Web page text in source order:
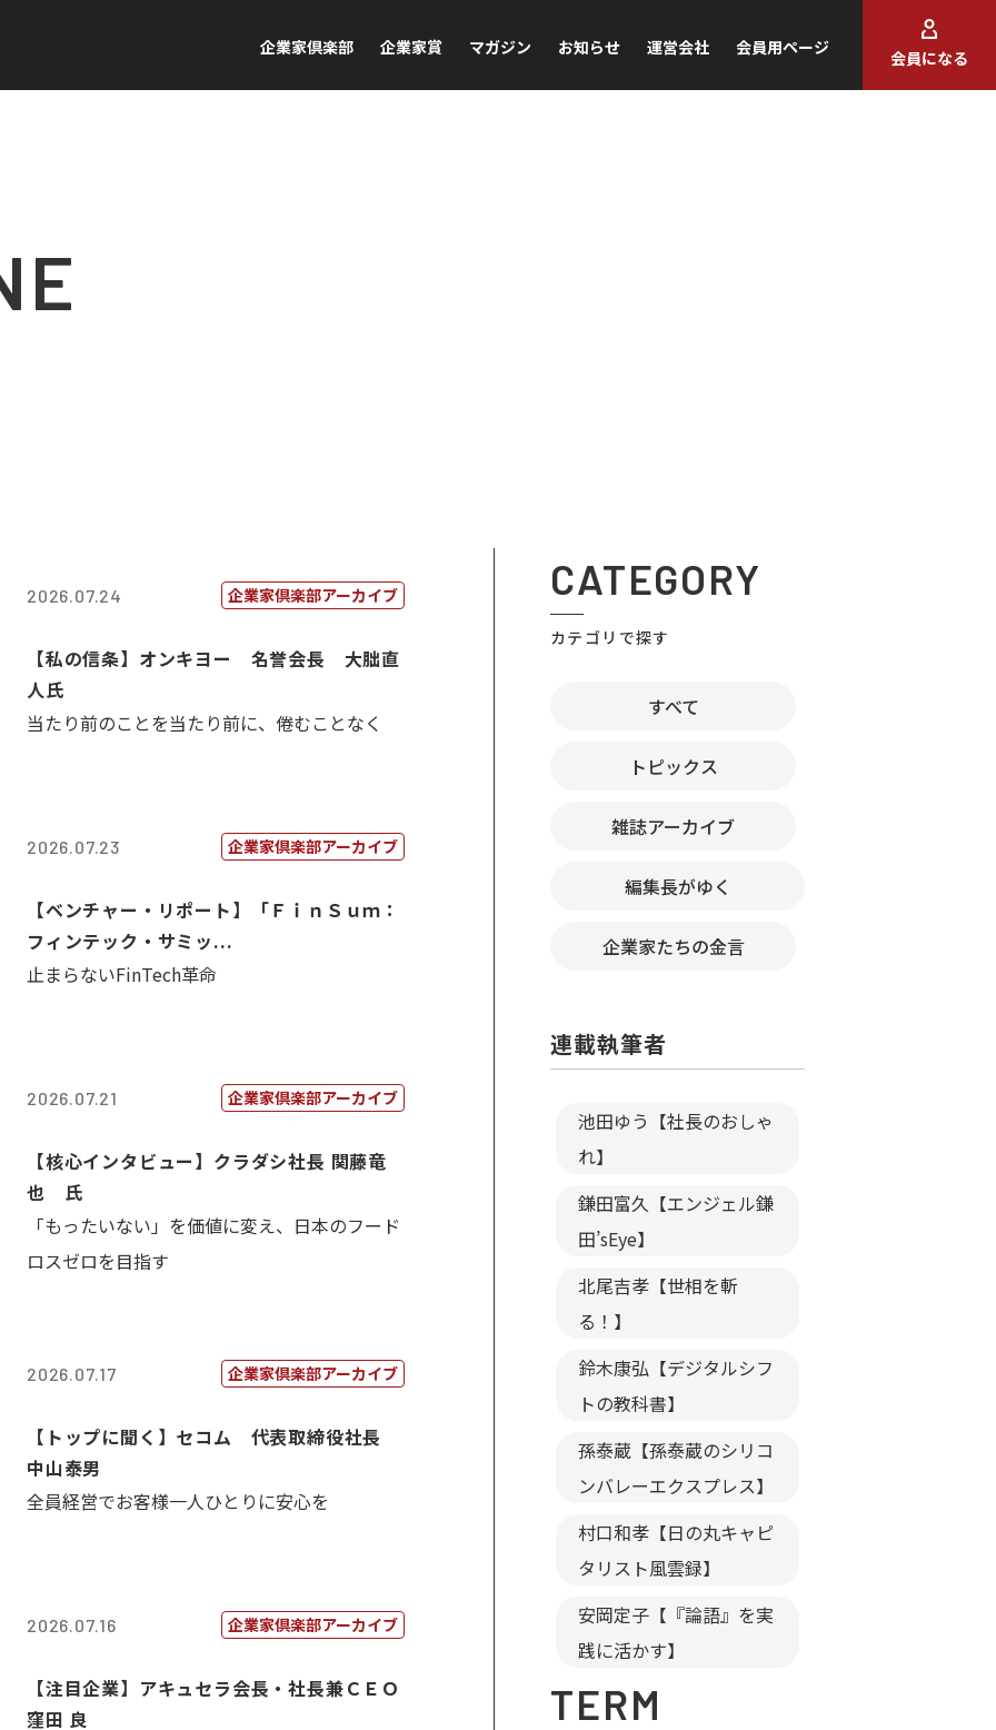
企業家倶楽部 企業家賞 マガジン お知らせ 運営会社 会員用ページ
会員になる
2026.07.24 企業家倶楽部アーカイブ
【私の信条】オンキヨー 名誉会長 大朏直
人氏
当たり前のことを当たり前に、倦むことなく
2026.07.23 企業家倶楽部アーカイブ
【ベンチャー・リポート】「ＦｉｎＳｕｍ：
フィンテック・サミッ...
止まらないFinTech革命
2026.07.21 企業家倶楽部アーカイブ
【核心インタビュー】クラダシ社長 関藤竜
也 氏
「もったいない」を価値に変え、日本のフード
ロスゼロを目指す
2026.07.17 企業家倶楽部アーカイブ
【トップに聞く】セコム 代表取締役社長
中山泰男
全員経営でお客様一人ひとりに安心を
2026.07.16 企業家倶楽部アーカイブ
【注目企業】アキュセラ会長・社長兼ＣＥＯ
窪田 良
CATEGORY
カテゴリで探す
すべて
トピックス
雑誌アーカイブ
編集長がゆく
企業家たちの金言
連載執筆者
池田ゆう【社長のおしゃ
れ】
鎌田富久【エンジェル鎌
田’sEye】
北尾吉孝【世相を斬
る！】
鈴木康弘【デジタルシフ
トの教科書】
孫泰蔵【孫泰蔵のシリコ
ンバレーエクスプレス】
村口和孝【日の丸キャピ
タリスト風雲録】
安岡定子【『論語』を実
践に活かす】
TERM